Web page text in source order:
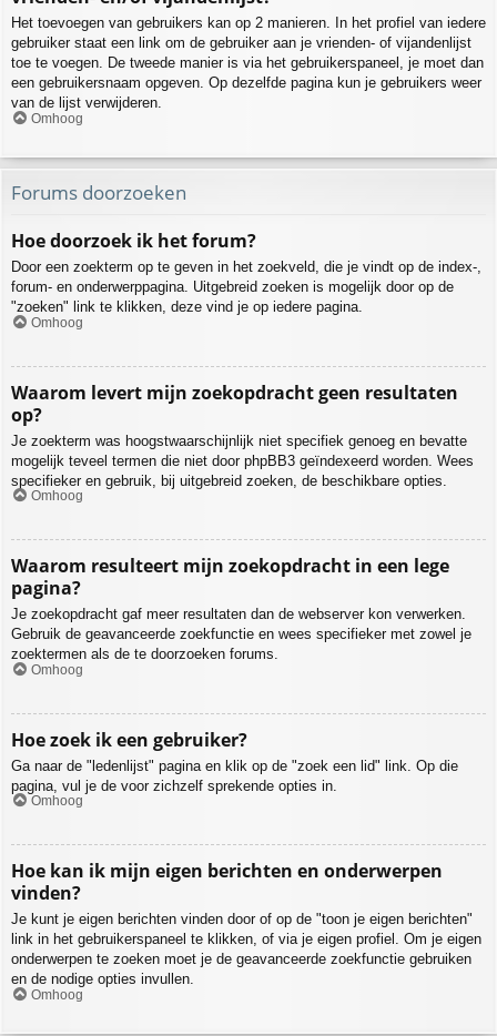
Het toevoegen van gebruikers kan op 2 manieren. In het profiel van iedere
gebruiker staat een link om de gebruiker aan je vrienden- of vijandenlijst
toe te voegen. De tweede manier is via het gebruikerspaneel, je moet dan
een gebruikersnaam opgeven. Op dezelfde pagina kun je gebruikers weer
van de lijst verwijderen.
Omhoog
Forums doorzoeken
Hoe doorzoek ik het forum?
Door een zoekterm op te geven in het zoekveld, die je vindt op de index-,
forum- en onderwerppagina. Uitgebreid zoeken is mogelijk door op de
"zoeken" link te klikken, deze vind je op iedere pagina.
Omhoog
Waarom levert mijn zoekopdracht geen resultaten
op?
Je zoekterm was hoogstwaarschijnlijk niet specifiek genoeg en bevatte
mogelijk teveel termen die niet door phpBB3 geïndexeerd worden. Wees
specifieker en gebruik, bij uitgebreid zoeken, de beschikbare opties.
Omhoog
Waarom resulteert mijn zoekopdracht in een lege
pagina?
Je zoekopdracht gaf meer resultaten dan de webserver kon verwerken.
Gebruik de geavanceerde zoekfunctie en wees specifieker met zowel je
zoektermen als de te doorzoeken forums.
Omhoog
Hoe zoek ik een gebruiker?
Ga naar de "ledenlijst" pagina en klik op de "zoek een lid" link. Op die
pagina, vul je de voor zichzelf sprekende opties in.
Omhoog
Hoe kan ik mijn eigen berichten en onderwerpen
vinden?
Je kunt je eigen berichten vinden door of op de "toon je eigen berichten"
link in het gebruikerspaneel te klikken, of via je eigen profiel. Om je eigen
onderwerpen te zoeken moet je de geavanceerde zoekfunctie gebruiken
en de nodige opties invullen.
Omhoog